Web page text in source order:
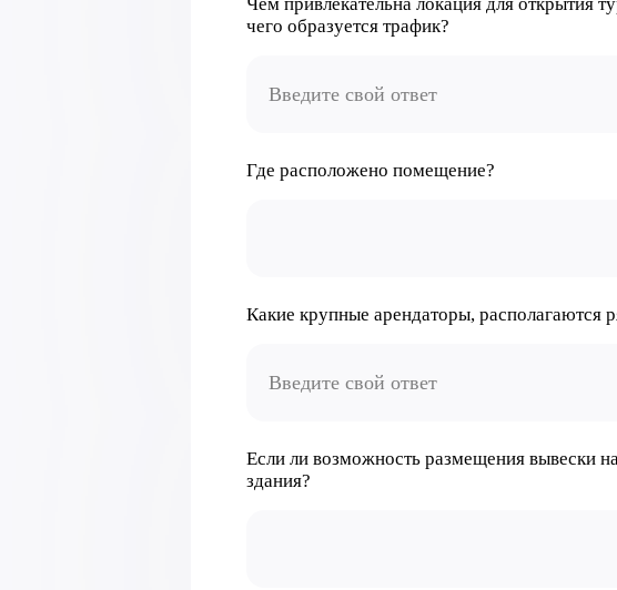
чего образуется трафик?
Где расположено помещение?
Какие крупные арендаторы, располагаются
Если ли возможность размещения вывески
здания?